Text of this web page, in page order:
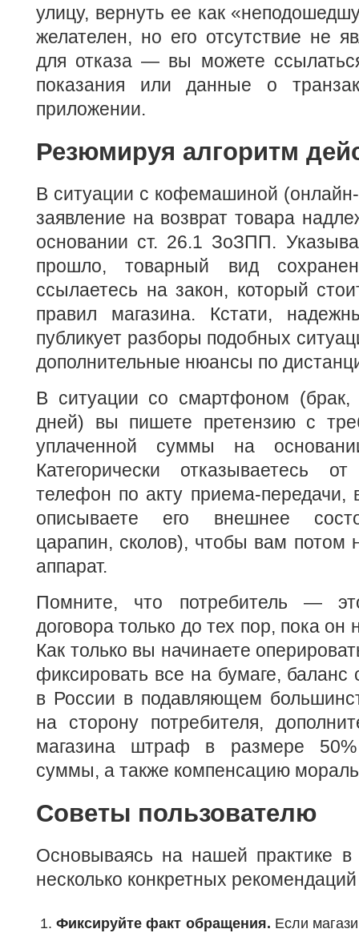
улицу, вернуть ее как
желателен, но его отсутствие не
для отказа — вы можете
показания или данные о
приложении.
Резюмируя алгоритм
В ситуации с кофемашиной
заявление на возврат товара
основании ст. 26.1 ЗоЗПП.
прошло, товарный вид
ссылаетесь на закон, который
правил магазина. Кстати,
публикует разборы подобных
дополнительные нюансы по
В ситуации со смартфоном
дней) вы пишете претензию с
уплаченной суммы на
Категорически отказываетесь
телефон по акту приема-передачи,
описываете его внешнее
царапин, сколов), чтобы вам потом
аппарат.
Помните, что потребитель —
договора только до тех пор, пока он
Как только вы начинаете
фиксировать все на бумаге,
в России в подавляющем
на сторону потребителя,
магазина штраф в размере
суммы, а также компенсацию
Советы пользователю
Основываясь на нашей практике
несколько конкретных
Фиксируйте факт обращения. Если